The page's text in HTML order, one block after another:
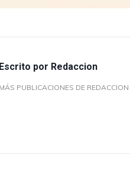
Escrito por Redaccion
MÁS PUBLICACIONES DE REDACCION